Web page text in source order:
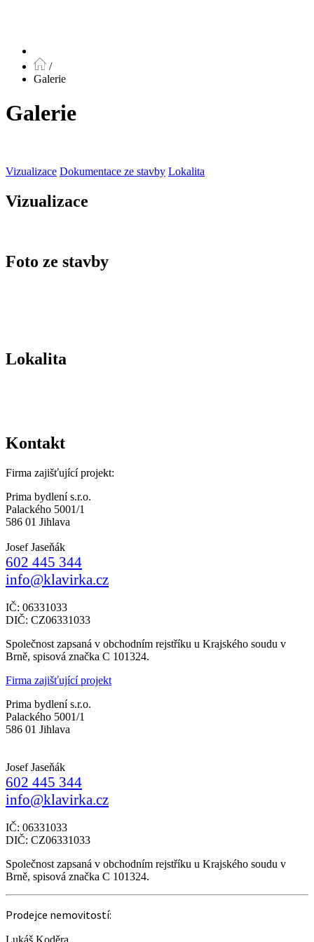
/
Galerie
Galerie
Vizualizace Dokumentace ze stavby Lokalita
Vizualizace
Foto ze stavby
Lokalita
Kontakt
Firma zajišťující projekt:
Prima bydlení s.r.o.
Palackého 5001/1
586 01 Jihlava
Josef Jaseňák
602 445 344
info@klavirka.cz
IČ: 06331033
DIČ: CZ06331033
Společnost zapsaná v obchodním rejstříku u Krajského soudu v
Brně, spisová značka C 101324.
Firma zajišťující projekt
Prima bydlení s.r.o.
Palackého 5001/1
586 01 Jihlava
Josef Jaseňák
602 445 344
info@klavirka.cz
IČ: 06331033
DIČ: CZ06331033
Společnost zapsaná v obchodním rejstříku u Krajského soudu v
Brně, spisová značka C 101324.
Prodejce nemovitostí: